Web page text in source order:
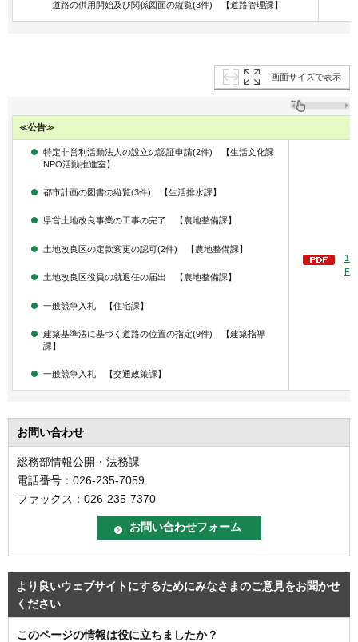
道路の供用開始及び関係図面の縦覧(3件) 【道路管理課】
画面サイズで表示
≪公告≫
特定非営利活動法人の設立の認証申請(2件) 【生活文化課
NPO活動推進室】
都市計画の図書の縦覧(3件) 【生活排水課】
県営土地改良事業の工事の完了 【農地整備課】
土地改良区の定款変更の認可(2件) 【農地整備課】
土地改良区役員の就退任の届出 【農地整備課】
一般競争入札 【住宅課】
建築基準法に基づく道路の位置の指定(9件) 【建築指導
課】
一般競争入札 【交通政策課】
1
F
お問い合わせ
総務部情報公開・法務課
電話番号：026-235-7059
ファックス：026-235-7370
より良いウェブサイトにするためにみなさまのご意見をお聞かせ
ください
このページの情報は役に立ちましたか？